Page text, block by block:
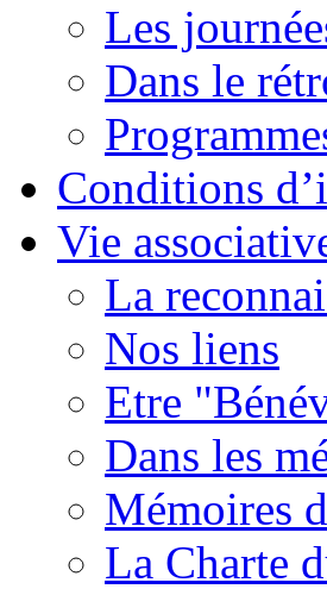
Les
Dans le
Conditions
Vie
La
Nos liens
Etre
Dans les
Mémoires
La Charte